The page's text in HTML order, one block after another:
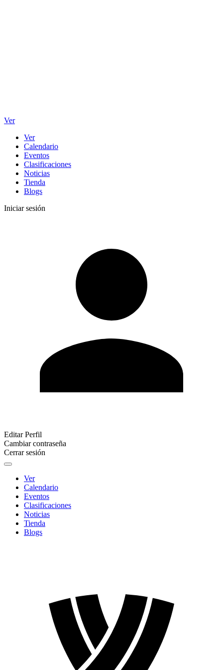
Ver
Ver
Calendario
Eventos
Clasificaciones
Noticias
Tienda
Blogs
Iniciar sesión
Editar Perfil
Cambiar contraseña
Cerrar sesión
Ver
Calendario
Eventos
Clasificaciones
Noticias
Tienda
Blogs